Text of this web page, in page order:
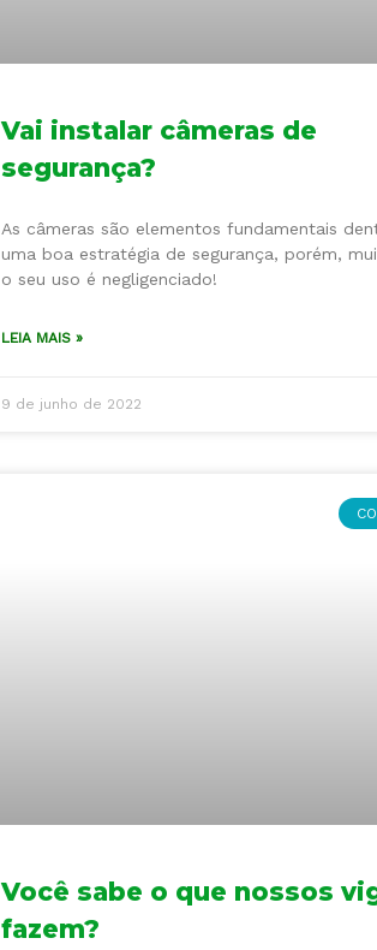
Vai instalar câmeras de
segurança?
As câmeras são elementos fundamentais
uma boa estratégia de segurança, porém,
o seu uso é negligenciado!
LEIA MAIS »
9 de junho de 2022
Você sabe o que nossos
fazem?